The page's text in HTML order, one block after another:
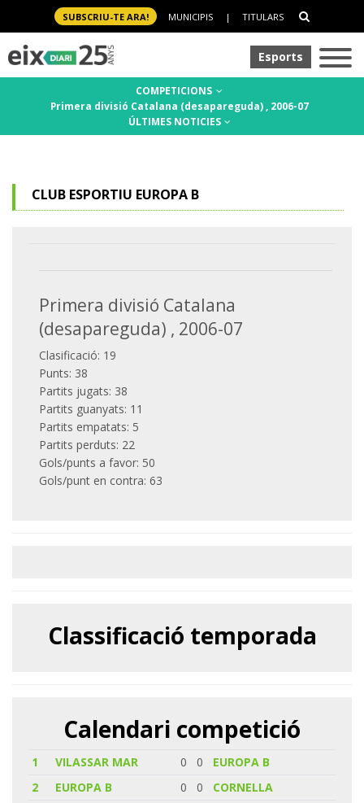
SUBSCRIU-TE ARA! MUNICIPIS | TITULARS
Esports
COMPETICIONS
Primera divisió Catalana (desapareguda) , 2006-07
ÚLTIMES NOTICIES
CLUB ESPORTIU EUROPA B
Primera divisió Catalana
(desapareguda) , 2006-07
Clasificació: 19
Punts: 38
Partits jugats: 38
Partits guanyats: 11
Partits empatats: 5
Partits perduts: 22
Gols/punts a favor: 50
Gols/punt en contra: 63
Classificació temporada
Calendari competició
1 VILASSAR MAR 0 0
EUROPA B
2
EUROPA B 0 0
CORNELLA